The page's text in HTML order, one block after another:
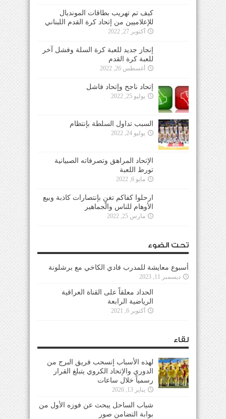
كيف تم تهريب بطاقات المونديال
للإعلاميين من إتحاد كرة القدم اللبناني
أكتوبر 27, 2022
إنجاز جديد للعبة كرة السلة وفشل آخر
للعبة كرة القدم
أغسطس 26, 2022
إتحاد ناجح وإتحاد فاشل
يوليو 25, 2022
السبب تداول السلطة بإنتظام
يوليو 24, 2022
الإتحاد المراهق وتصرفاته الصبيانية
تورط اللعبة
مايو 6, 2022
ارحلوا كفاكم تغنٍ بإنتصارات كاذبة وبيع
الأوهام للناس والجماهير
مارس 25, 2022
تحت الضوء
أسبوع معايشة للمدرب فادي الكاخي مع برشلونة
ديسمبر 11, 2023
الحداد معلقاً على القناة العراقية
الرياضية الرابعة
أكتوبر 6, 2021
لقاء
لهذه الأسباب إنسحب فريق البرج من
الدوري والإتحاد الكروي يتبلغ القرار
رسمياً خلال ساعات
يناير 13, 2026
شباب الساحل يبحث عن فوزه الأول من
بوابة التضامن صور